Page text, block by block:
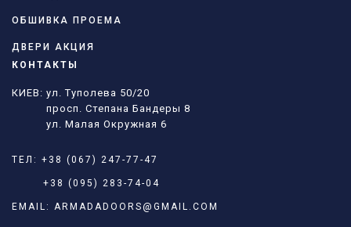
ОБШИВКА ПРОЕМА
ДВЕРИ АКЦИЯ
КОНТАКТЫ
КИЕВ: ул. Туполева 50/20
просп. Степана Бандеры 8
ул. Малая Окружная 6
ТЕЛ: +38 (067) 247-77-47
+38 (095) 283-74-04
EMAIL: ARMADADOORS@GMAIL.COM